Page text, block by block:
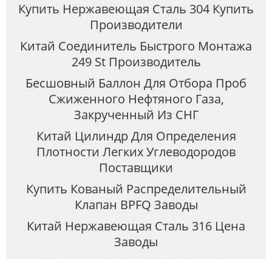
Купить Нержавеющая Сталь 304 Купить
Производители
Китай Соединитель Быстрого Монтажа
249 St Производитель
Бесшовный Баллон Для Отбора Проб
Сжиженного Нефтяного Газа,
Закрученный Из СНГ
Китай Цилиндр Для Определения
Плотности Легких Углеводородов
Поставщики
Купить Кованый Распределительный
Клапан BPFQ Заводы
Китай Нержавеющая Сталь 316 Цена
Заводы